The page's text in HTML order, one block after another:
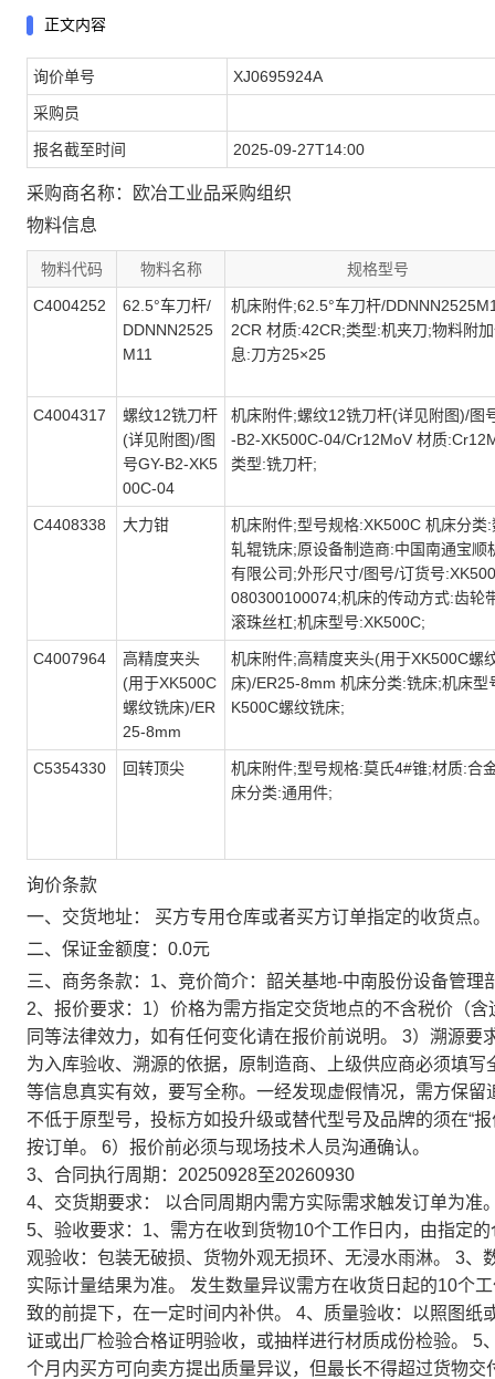
正文内容
询价单号 XJ0695924A
采购员
报名截至时间 2025-09-27T14:00
采购商名称：欧冶工业品采购组织
物料信息
物料代码 物料名称 规格型号
C4004252
62.5°车刀杆/
DDNNN2525
M11
机床附件;62.5°车刀杆/
2CR 材质:42CR;类型:机夹刀;物料附
息:刀方25×25
C4004317
螺纹12铣刀杆
(详见附图)/图
号GY-B2-XK5
00C-04
机床附件;螺纹12铣刀杆(详见附图)/图
-B2-XK500C-04/Cr12MoV 材质
类型:铣刀杆;
C4408338 大力钳
机床附件;型号规格:XK500C 机床分类:
轧辊铣床;原设备制造商:中国南通宝顺
有限公司;外形尺寸/图号/订货号
080300100074;机床的传动方式:齿轮
滚珠丝杠;机床型号:XK500C;
C4007964
高精度夹头
(用于XK500C
螺纹铣床)/ER
25-8mm
机床附件;高精度夹头(用于XK500C螺
床)/ER25-8mm 机床分类:铣床;机床型
K500C螺纹铣床;
C5354330 回转顶尖
机床附件;型号规格:莫氏4#锥;材质:合
床分类:通用件;
询价条款
一、交货地址： 买方专用仓库或者买方订单指定的收货点。
二、保证金额度：0.0元
三、商务条款：1、竞价简介：韶关基地-中南股份设备管
2、报价要求：1）价格为需方指定交货地点的不含税价（
同等法律效力，如有任何变化请在报价前说明。 3）溯源
为入库验收、溯源的依据，原制造商、上级供应商必须填
等信息真实有效，要写全称。一经发现虚假情况，需方保
不低于原型号，投标方如投升级或替代型号及品牌的须在“
按订单。 6）报价前必须与现场技术人员沟通确认。
3、合同执行周期：20250928至20260930
4、交货期要求： 以合同周期内需方实际需求触发订单为准
5、验收要求：1、需方在收到货物10个工作日内，由指定
观验收：包装无破损、货物外观无损环、无浸水雨淋。 3
实际计量结果为准。 发生数量异议需方在收货日起的10个
致的前提下，在一定时间内补供。 4、质量验收：以照图
证或出厂检验合格证明验收，或抽样进行材质成份检验。
个月内买方可向卖方提出质量异议，但最长不得超过货物